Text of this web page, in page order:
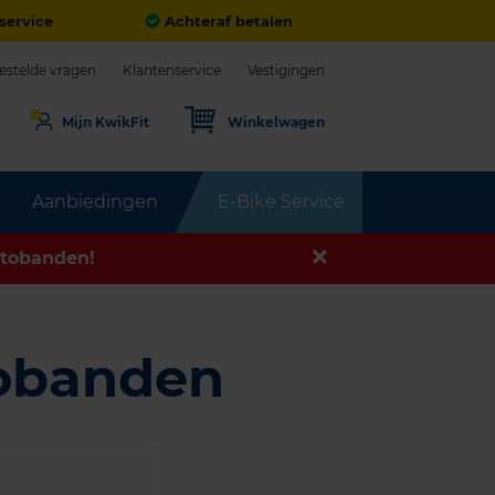
Achteraf betalen
Aanbiedingen E-Bike Service
vragen Klantenservice Vestigingen
Mijn KwikFit Winkelwagen